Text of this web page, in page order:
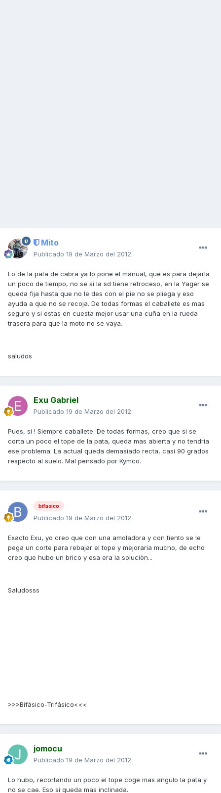
Mito
Publicado 19 de Marzo del 2012
Lo de la pata de cabra ya lo pone el manual, que es para dejarla
un poco de tiempo, no se si la sd tiene retroceso, en la Yager se
queda fija hasta que no le des con el pie no se pliega y eso
ayuda a que no se recoja. De todas formas el caballete es mas
seguro y si estas en cuesta mejor usar una cuña en la rueda
trasera para que la moto no se vaya.
saludos
Exu Gabriel
Publicado 19 de Marzo del 2012
Pues, si ! Siempre caballete. De todas formas, creo que si se
corta un poco el tope de la pata, queda mas abierta y no tendría
ese problema. La actual queda demasiado recta, casi 90 grados
respecto al suelo. Mal pensado por Kymco.
bifasico
Publicado 19 de Marzo del 2012
Exacto Exu, yo creo que con una amoladora y con tiento se le
pega un corte para rebajar el tope y mejoraria mucho, de echo
creo que hubo un brico y esa era la soluciòn...
Saludosss
>>>Bifásico-Trifásico<<<
jomocu
Publicado 19 de Marzo del 2012
Lo hubo, recortando un poco el tope coge mas angulo la pata y
no se cae. Eso si queda mas inclinada.